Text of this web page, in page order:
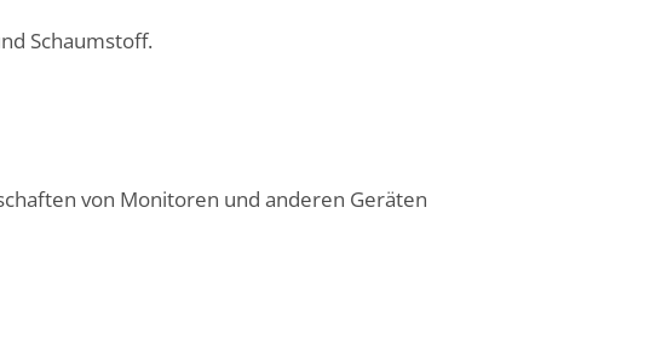
Schaumstoff.
von Monitoren und anderen Geräten